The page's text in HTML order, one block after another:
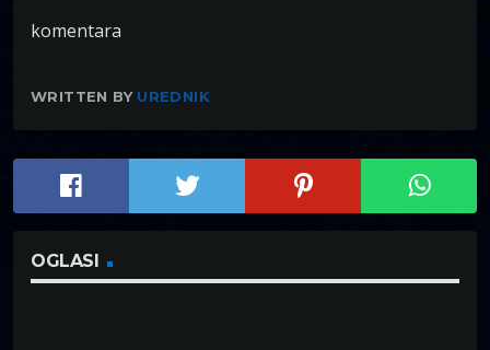
komentara
WRITTEN BY UREDNIK
OGLASI